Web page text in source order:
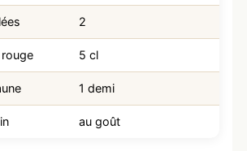
2
5 cl
1 demi
au goût